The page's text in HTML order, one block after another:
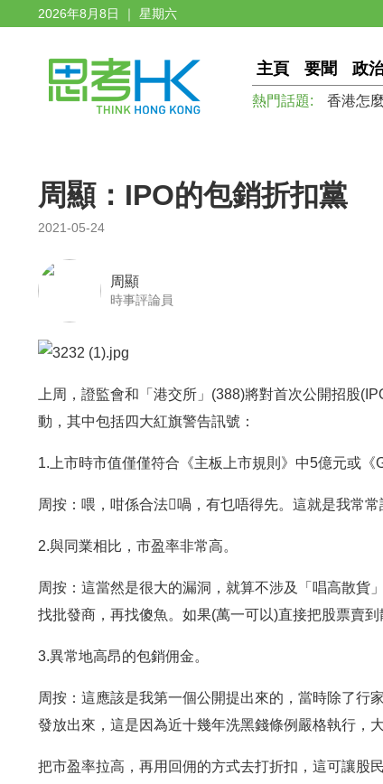
2026年8月8日 ｜ 星期六
主頁 要聞 政
熱門話題: 香港怎
周顯：IPO的包銷折扣黨
2021-05-24
周顯
時事評論員
上周，證監會和「港交所」(388)將對首次公開招股
動，其中包括四大紅旗警告訊號：
1.上市時市值僅僅符合《主板上市規則》中5億元或《
周按：喂，咁係合法喎，有乜唔得先。這就是我常
2.與同業相比，市盈率非常高。
周按：這當然是很大的漏洞，就算不涉及「唱高散貨
找批發商，再找傻魚。如果(萬一可以)直接把股票賣
3.異常地高昂的包銷佣金。
周按：這應該是我第一個公開提出來的，當時除了行
發放出來，這是因為近十幾年洗黑錢條例嚴格執行，
把市盈率拉高，再用回佣的方式去打折扣，這可讓股